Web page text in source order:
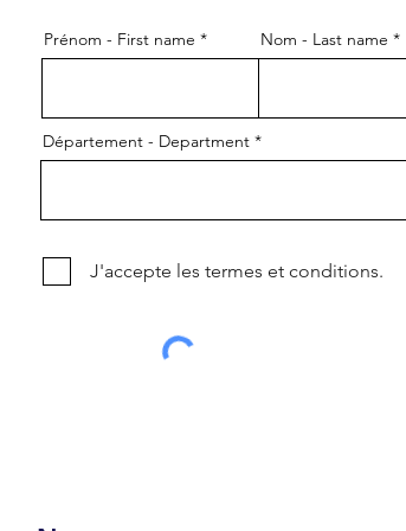
Prénom - First name Nom - Last name
Département - Department
J'accepte les termes et conditions.